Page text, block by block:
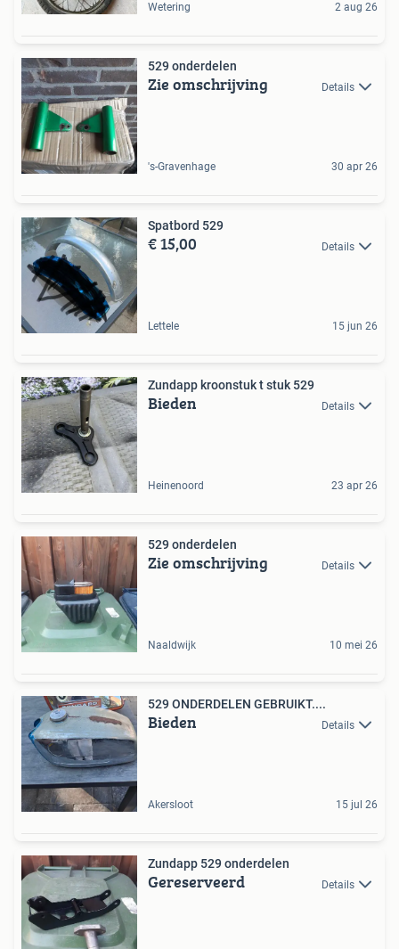
Wetering 2 aug 26
529 onderdelen
Zie omschrijving Details
's-Gravenhage 30 apr 26
Spatbord 529
€ 15,00 Details
Lettele 15 jun 26
Zundapp kroonstuk t stuk 529
Bieden Details
Heinenoord 23 apr 26
529 onderdelen
Zie omschrijving Details
Naaldwijk 10 mei 26
529 ONDERDELEN GEBRUIKT....
Bieden Details
Akersloot 15 jul 26
Zundapp 529 onderdelen
Gereserveerd Details